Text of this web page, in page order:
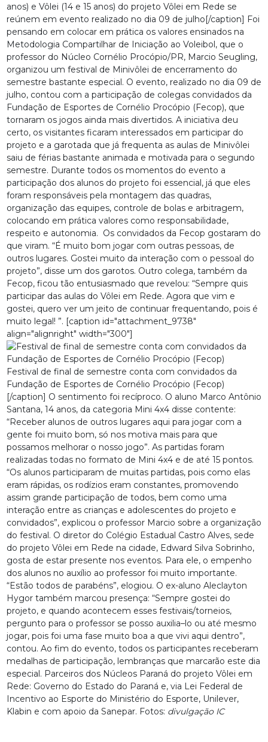
anos) e Vôlei (14 e 15 anos) do projeto Vôlei em Rede se
reúnem em evento realizado no dia 09 de julho[/caption] Foi
pensando em colocar em prática os valores ensinados na
Metodologia Compartilhar de Iniciação ao Voleibol, que o
professor do Núcleo Cornélio Procópio/PR, Marcio Seugling,
organizou um festival de Minivôlei de encerramento do
semestre bastante especial. O evento, realizado no dia 09 de
julho, contou com a participação de colegas convidados da
Fundação de Esportes de Cornélio Procópio (Fecop), que
tornaram os jogos ainda mais divertidos. A iniciativa deu
certo, os visitantes ficaram interessados em participar do
projeto e a garotada que já frequenta as aulas de Minivôlei
saiu de férias bastante animada e motivada para o segundo
semestre. Durante todos os momentos do evento a
participação dos alunos do projeto foi essencial, já que eles
foram responsáveis pela montagem das quadras,
organização das equipes, controle de bolas e arbitragem,
colocando em prática valores como responsabilidade,
respeito e autonomia. Os convidados da Fecop gostaram do
que viram. “É muito bom jogar com outras pessoas, de
outros lugares. Gostei muito da interação com o pessoal do
projeto”, disse um dos garotos. Outro colega, também da
Fecop, ficou tão entusiasmado que revelou: “Sempre quis
participar das aulas do Vôlei em Rede. Agora que vim e
gostei, quero ver um jeito de continuar frequentando, pois é
muito legal! ”. [caption id="attachment_9738"
align="alignright" width="300"]
Festival de final de semestre conta com convidados da
Fundação de Esportes de Cornélio Procópio (Fecop)
[/caption] O sentimento foi recíproco. O aluno Marco Antônio
Santana, 14 anos, da categoria Mini 4x4 disse contente:
“Receber alunos de outros lugares aqui para jogar com a
gente foi muito bom, só nos motiva mais para que
possamos melhorar o nosso jogo”. As partidas foram
realizadas todas no formato de Mini 4x4 e de até 15 pontos.
“Os alunos participaram de muitas partidas, pois como elas
eram rápidas, os rodízios eram constantes, promovendo
assim grande participação de todos, bem como uma
interação entre as crianças e adolescentes do projeto e
convidados”, explicou o professor Marcio sobre a organização
do festival. O diretor do Colégio Estadual Castro Alves, sede
do projeto Vôlei em Rede na cidade, Edward Silva Sobrinho,
gosta de estar presente nos eventos. Para ele, o empenho
dos alunos no auxílio ao professor foi muito importante.
“Estão todos de parabéns”, elogiou. O ex-aluno Aleclayton
Hygor também marcou presença: “Sempre gostei do
projeto, e quando acontecem esses festivais/torneios,
pergunto para o professor se posso auxilia–lo ou até mesmo
jogar, pois foi uma fase muito boa a que vivi aqui dentro”,
contou. Ao fim do evento, todos os participantes receberam
medalhas de participação, lembranças que marcarão este dia
especial. Parceiros dos Núcleos Paraná do projeto Vôlei em
Rede: Governo do Estado do Paraná e, via Lei Federal de
Incentivo ao Esporte do Ministério do Esporte, Unilever,
Klabin e com apoio da Sanepar. Fotos: divulgação IC